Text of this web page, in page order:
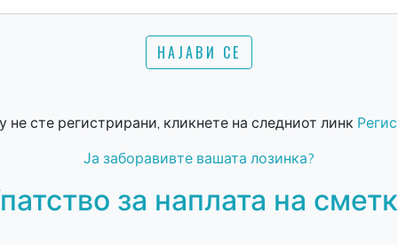
не сте регистрирани, кликнете на следниот линк
Ја заборавивте вашата лозинка?
за наплата на